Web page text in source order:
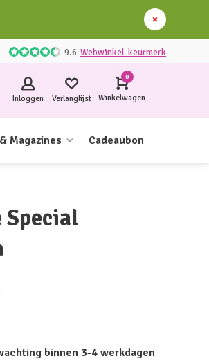
9.6 Webwinkel-keurmerk
Inloggen Verlanglijst
0
Winkelwagen
Magazines Cadeaubon
Special
binnen 3-4 werkdagen